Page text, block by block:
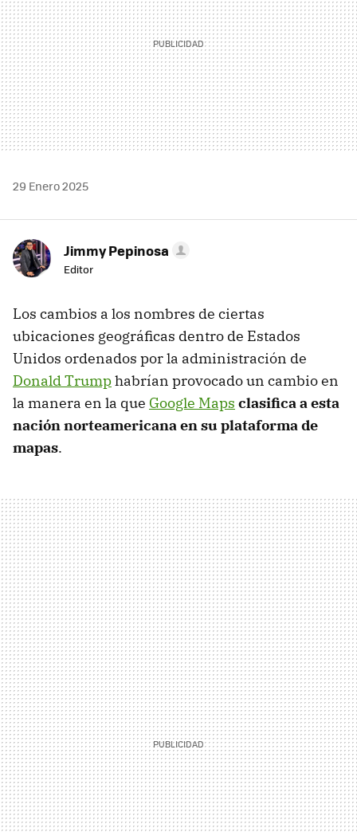
29 Enero 2025
Jimmy Pepinosa
Editor
Los cambios a los nombres de ciertas
ubicaciones geográficas dentro de Estados
Unidos ordenados por la administración de
Donald Trumphabrían provocado un cambio en
la manera en la que Google Maps clasifica a esta
nación norteamericana en su plataforma de
mapas.